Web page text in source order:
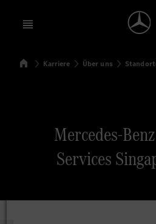
Open menu
SuchenStartseite
Karriere Über uns
Mercedes-
Services